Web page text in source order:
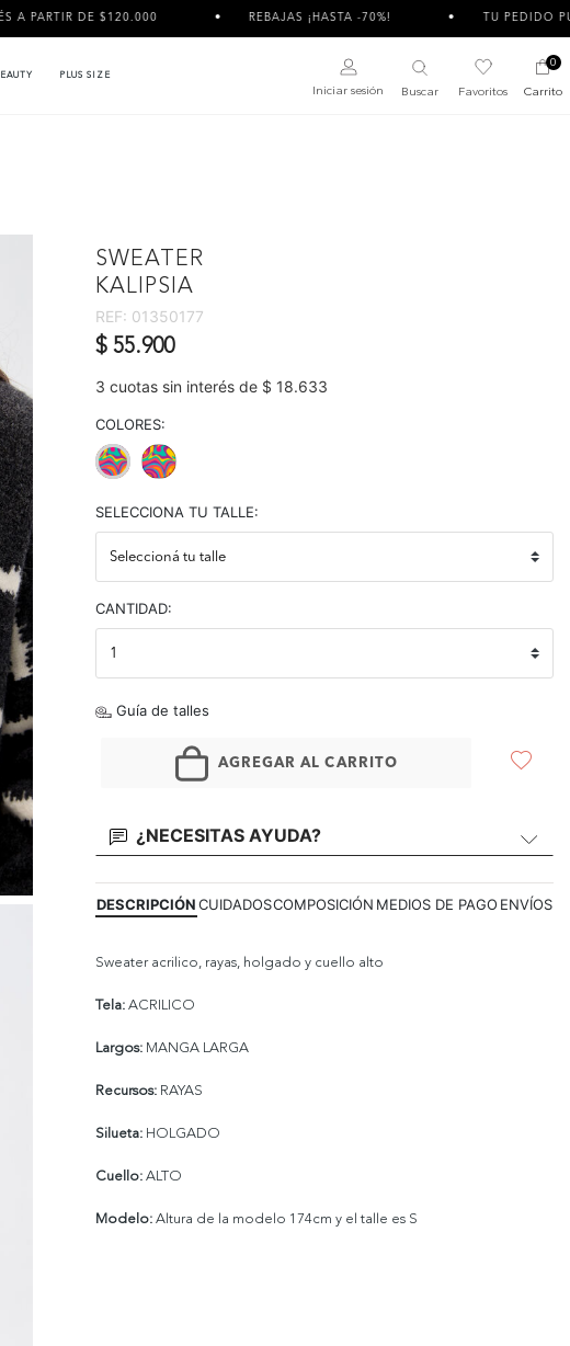
REBAJAS ¡HASTA -70%! TU PEDIDO PUEDE LLEGAR
PLUS SIZE
Iniciar sesión Buscar Favoritos
0
Carrito
SWEATER
KALIPSIA
REF: 01350177
$ 55.900
3 cuotas sin interés de $ 18.633
COLORES:
SELECCIONA TU TALLE:
CANTIDAD:
Guía de talles
AGREGAR AL CARRITO
¿NECESITAS AYUDA?
DESCRIPCIÓNCUIDADOSCOMPOSICIÓN MEDIOS DE PAGO ENVÍOS
Sweater acrilico, rayas, holgado y cuello alto
Tela: ACRILICO
Largos: MANGA LARGA
Recursos: RAYAS
Silueta: HOLGADO
Cuello: ALTO
Modelo: Altura de la modelo 174cm y el talle es S